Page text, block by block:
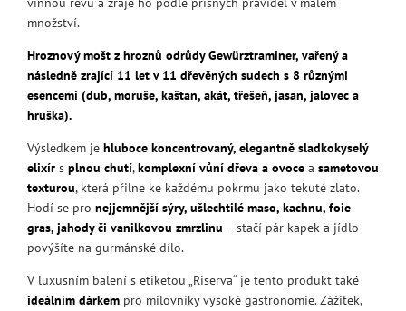
množství.
Hroznový mošt z hroznů odrůdy Gewürztraminer, vařený a
následně zrající 11 let v 11 dřevěných sudech s 8 různými
esencemi (dub, moruše, kaštan, akát, třešeň, jasan, jalovec a
hruška).
Výsledkem je hluboce koncentrovaný, elegantně sladkokyselý
elixír s plnou chutí,komplexní vůní dřeva a ovoce a sametovou
texturou, která přilne ke každému pokrmu jako tekuté zlato.
Hodí se pro nejjemnější sýry, ušlechtilé maso, kachnu, foie
gras, jahody či vanilkovou zmrzlinu – stačí pár kapek a jídlo
povýšíte na gurmánské dílo.
V luxusním balení s etiketou „Riserva“ je tento produkt také
ideálním dárkem pro milovníky vysoké gastronomie. Zážitek,